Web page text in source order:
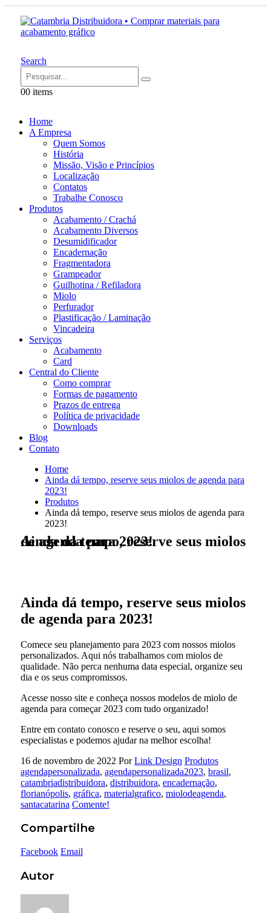
Search
00 items
Home
A Empresa
Quem Somos
História
Missão, Visão e Princípios
Localização
Contatos
Trabalhe Conosco
Produtos
Acabamento / Crachá
Acabamento Diversos
Desumidificador
Encadernação
Fragmentadora
Grampeador
Guilhotina / Refiladora
Miolo
Perfurador
Plastificação / Laminação
Vincadeira
Serviços
Acabamento
Card
Central do Cliente
Como comprar
Formas de pagamento
Prazos de entrega
Política de privacidade
Downloads
Blog
Contato
Home
Ainda dá tempo, reserve seus miolos de agenda para
2023!
Produtos
Ainda dá tempo, reserve seus miolos de agenda para
2023!
Ainda dá tempo, reserve seus miolos de agenda para 2023!
Ainda dá tempo, reserve seus miolos
de agenda para 2023!
Comece seu planejamento para 2023 com nossos miolos
personalizados. Aqui nós trabalhamos com miolos de
qualidade. Não perca nenhuma data especial, organize seu
dia e os seus compromissos.
Acesse nosso site e conheça nossos modelos de miolo de
agenda para começar 2023 com tudo organizado!
Entre em contato conosco e reserve o seu, aqui somos
especialistas e podemos ajudar na melhor escolha!
16 de novembro de 2022 Por Link Design Produtos
agendapersonalizada, agendapersonalizada2023, brasil,
catambriadistribuidora, distribuidora, encadernação,
florianópolis, gráfica, materialgrafico, miolodeagenda,
santacatarina Comente!
Compartilhe
Facebook Email
Autor